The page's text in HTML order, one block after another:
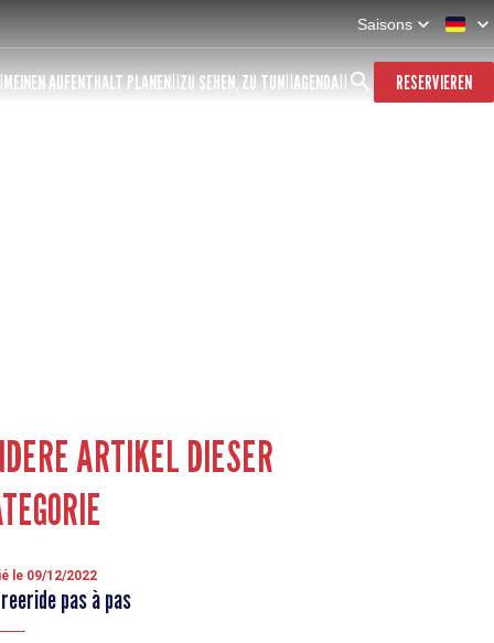
Saisons
MEINEN AUFENTHALT PLANEN ZU SEHEN, ZU TUN AGENDA RESERVIEREN
ARTIKEL DIESER
le 09/12/2022
pas à pas